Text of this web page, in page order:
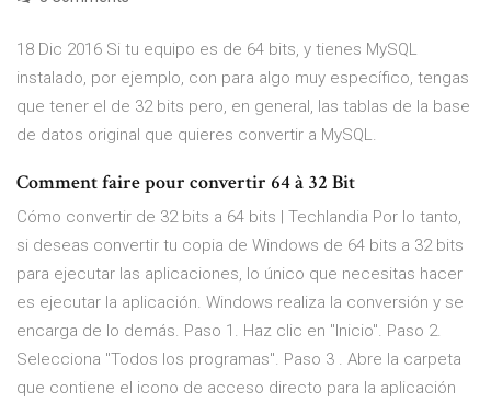
18 Dic 2016 Si tu equipo es de 64 bits, y tienes MySQL
instalado, por ejemplo, con para algo muy específico, tengas
que tener el de 32 bits pero, en general, las tablas de la base
de datos original que quieres convertir a MySQL.
Comment faire pour convertir 64 à 32 Bit
Cómo convertir de 32 bits a 64 bits | Techlandia Por lo tanto,
si deseas convertir tu copia de Windows de 64 bits a 32 bits
para ejecutar las aplicaciones, lo único que necesitas hacer
es ejecutar la aplicación. Windows realiza la conversión y se
encarga de lo demás. Paso 1. Haz clic en "Inicio". Paso 2.
Selecciona "Todos los programas". Paso 3 . Abre la carpeta
que contiene el icono de acceso directo para la aplicación